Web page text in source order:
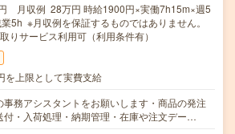
月収例 28万円 時給1900円×実働7h15m×週5
5h ※月収例を保証するものではありません。
りサービス利用可（利用条件有）
を上限として実費支給
事務アシスタントをお願いします・商品の発注
付・入荷処理・納期管理・在庫や注文デー…